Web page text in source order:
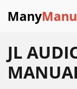
Many
JL